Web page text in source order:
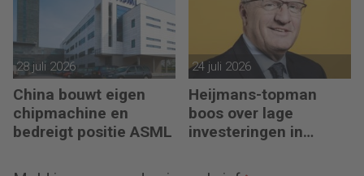
28 juli 2026
China bouwt eigen
chipmachine en
bedreigt positie ASML
24 juli 2026
Heijmans-topman
boos over lage
investeringen in